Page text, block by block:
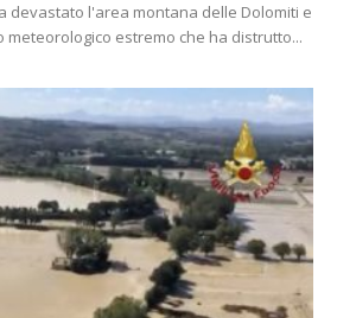
devastato l'area montana delle Dolomiti e
meteorologico estremo che ha distrutto...